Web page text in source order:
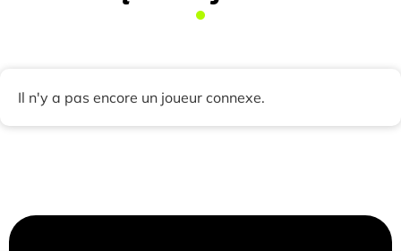
Il n'y a pas encore un joueur connexe.